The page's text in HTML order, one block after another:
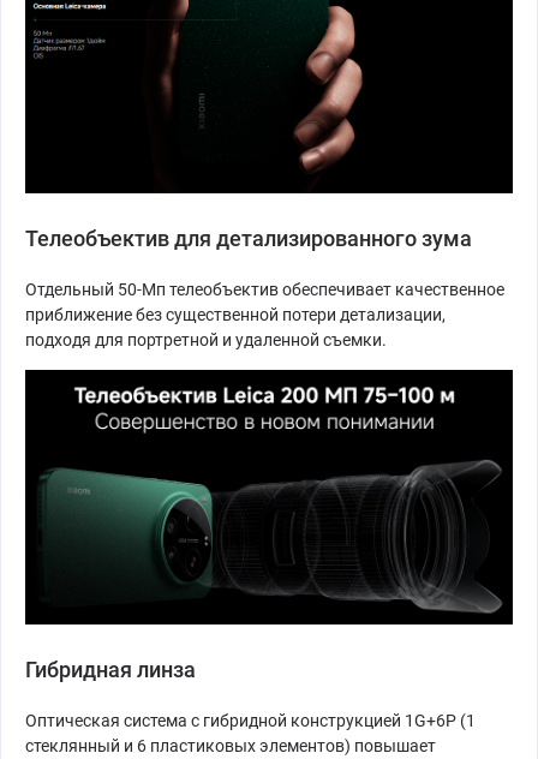
Телеобъектив для детализированного зума
Отдельный 50-Мп телеобъектив обеспечивает качественное
приближение без существенной потери детализации,
подходя для портретной и удаленной съемки.
Гибридная линза
Оптическая система с гибридной конструкцией 1G+6P (1
стеклянный и 6 пластиковых элементов) повышает